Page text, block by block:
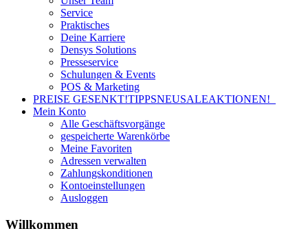
Service
Praktisches
Deine Karriere
Densys Solutions
Presseservice
Schulungen & Events
POS & Marketing
PREISE GESENKT!TIPPSNEUSALEAKTIONEN!
Mein Konto
Alle Geschäftsvorgänge
gespeicherte Warenkörbe
Meine Favoriten
Adressen verwalten
Zahlungskonditionen
Kontoeinstellungen
Ausloggen
Willkommen